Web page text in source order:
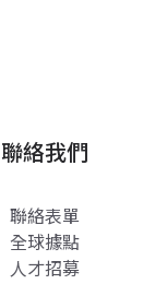
聯絡我們
聯絡表單
全球據點
人才招募